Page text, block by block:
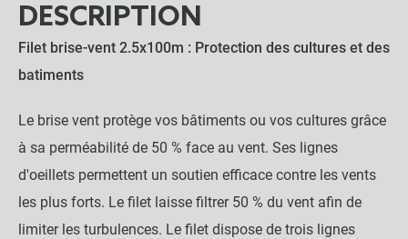
DESCRIPTION
Filet brise-vent 2.5x100m : Protection des cultures et des
batiments
Le brise vent protège vos bâtiments ou vos cultures grâce
à sa perméabilité de 50 % face au vent. Ses lignes
d'oeillets permettent un soutien efficace contre les vents
les plus forts. Le filet laisse filtrer 50 % du vent afin de
limiter les turbulences. Le filet dispose de trois lignes